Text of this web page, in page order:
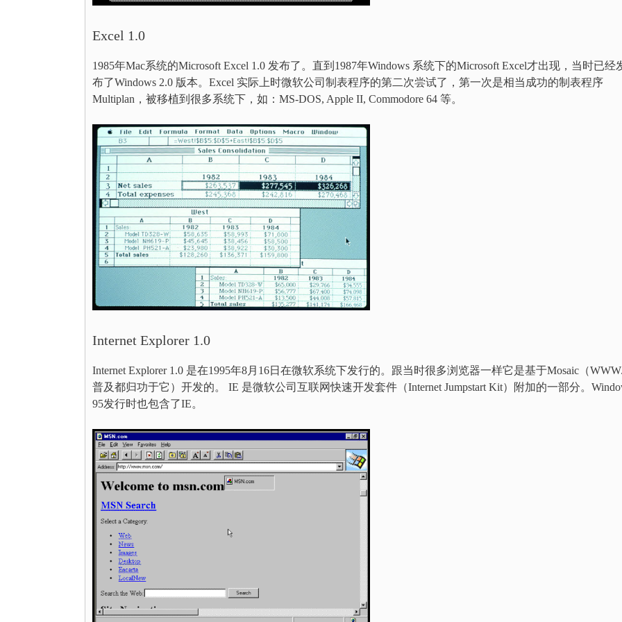
Excel 1.0
1985年Mac系统的Microsoft Excel 1.0 发布了。直到1987年Windows 系统下的Microsoft Excel才出现，当时已经
布了Windows 2.0 版本。Excel 实际上时微软公司制表程序的第二次尝试了，第一次是相当成功的制表程序
Multiplan，被移植到很多系统下，如：MS-DOS, Apple II, Commodore 64 等。
Internet Explorer 1.0
Internet Explorer 1.0 是在1995年8月16日在微软系统下发行的。跟当时很多浏览器一样它是基于Mosaic（
普及都归功于它）开发的。 IE 是微软公司互联网快速开发套件（Internet Jumpstart Kit）附加的一部分。
95发行时也包含了IE。